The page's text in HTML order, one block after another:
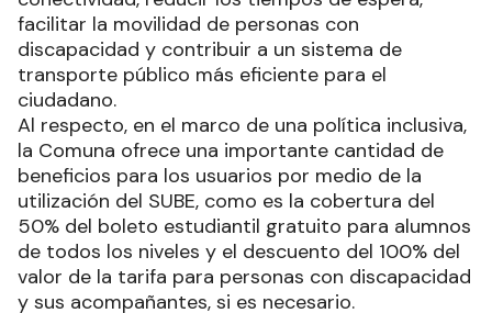
facilitar la movilidad de personas con
discapacidad y contribuir a un sistema de
transporte público más eficiente para el
ciudadano.
Al respecto, en el marco de una política inclusiva,
la Comuna ofrece una importante cantidad de
beneficios para los usuarios por medio de la
utilización del SUBE, como es la cobertura del
50% del boleto estudiantil gratuito para alumnos
de todos los niveles y el descuento del 100% del
valor de la tarifa para personas con discapacidad
y sus acompañantes, si es necesario.